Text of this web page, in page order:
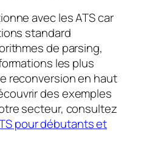
avec les ATS car
standard
de parsing,
les plus
reconversion en haut
des exemples
secteur, consultez
pour débutants et